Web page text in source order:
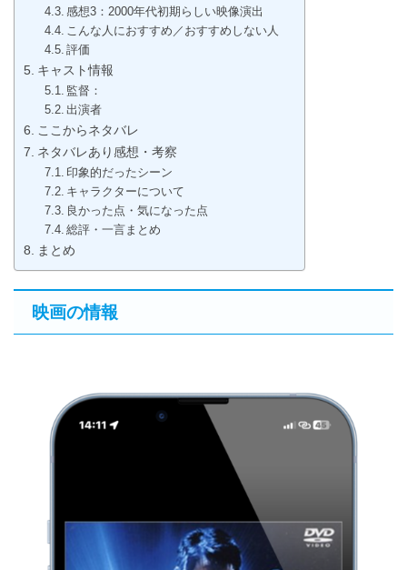
感想3：2000年代初期らしい映像演出
こんな人におすすめ／おすすめしない人
評価
キャスト情報
監督：
出演者
ここからネタバレ
ネタバレあり感想・考察
印象的だったシーン
キャラクターについて
良かった点・気になった点
総評・一言まとめ
まとめ
映画の情報